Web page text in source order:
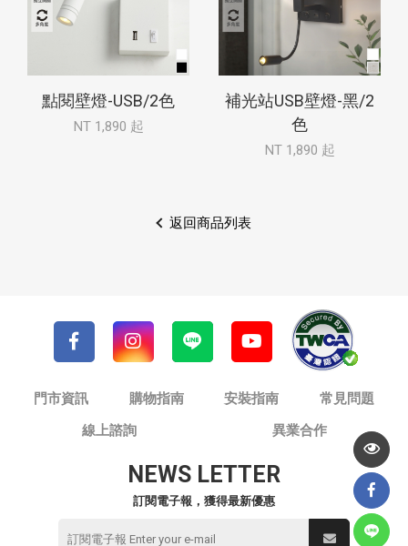
點閱壁燈-USB/2色
NT 1,890 起
補光站USB壁燈-黑/2
色
NT 1,890 起
返回商品列表
門市資訊 購物指南 安裝指南
常見問題
線上諮詢
異業合作
NEWS LETTER
訂閱電子報，獲得最新優惠